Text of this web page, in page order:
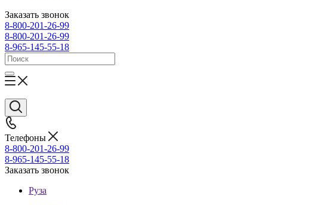
Заказать звонок
8-800-201-26-99
8-800-201-26-99
8-965-145-55-18
Телефоны
8-800-201-26-99
8-965-145-55-18
Заказать звонок
Руза